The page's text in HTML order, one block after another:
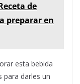
de
preparar en
esta bebida
para darles un